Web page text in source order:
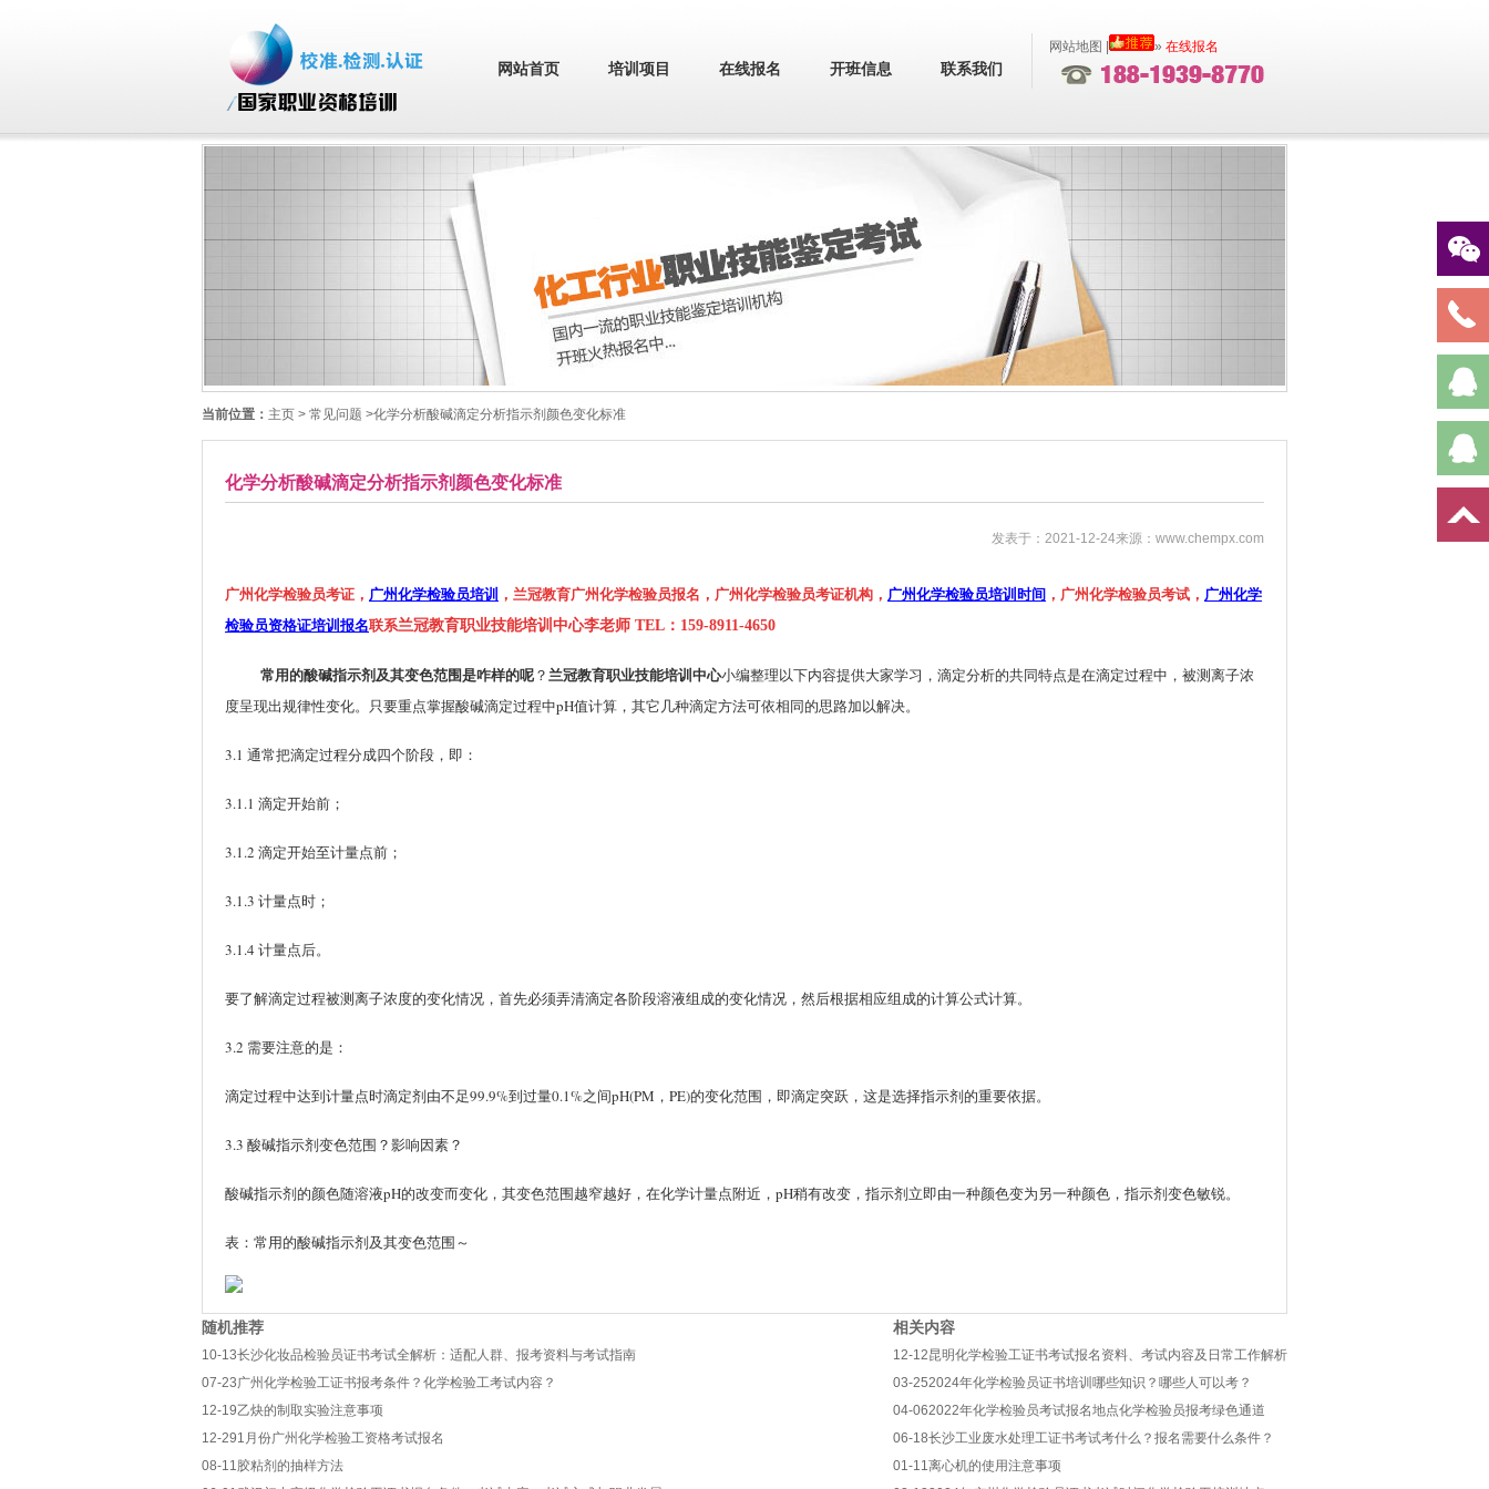
网站首页 培训项目 在线报名 开班信息 联系我们
网站地图 » 在线报名
当前位置： 主页 > 常见问题 >化学分析酸碱滴定分析指示剂颜色变化标准
化学分析酸碱滴定分析指示剂颜色变化标准
发表于：2021-12-24来源：www.chempx.com
广州化学检验员考证， 广州化学检验员培训 ，兰冠教育广州化学检验员报名，广州化学检验员考证机构， 广州化学检验员培训时间 ，广州化学检验员考试， 广州化学
检验员资格证培训报名联系兰冠教育职业技能培训中心李老师 TEL：159-8911-4650
常用的酸碱指示剂及其变色范围是咋样的呢？兰冠教育职业技能培训中心小编整理以下内容提供大家学习，滴定分析的共同特点是在滴定过程中，被测离子浓
度呈现出规律性变化。只要重点掌握酸碱滴定过程中pH值计算，其它几种滴定方法可依相同的思路加以解决。
3.1 通常把滴定过程分成四个阶段，即：
3.1.1 滴定开始前；
3.1.2 滴定开始至计量点前；
3.1.3 计量点时；
3.1.4 计量点后。
要了解滴定过程被测离子浓度的变化情况，首先必须弄清滴定各阶段溶液组成的变化情况，然后根据相应组成的计算公式计算。
3.2 需要注意的是：
滴定过程中达到计量点时滴定剂由不足99.9%到过量0.1%之间pH(PM，PE)的变化范围，即滴定突跃，这是选择指示剂的重要依据。
3.3 酸碱指示剂变色范围？影响因素？
酸碱指示剂的颜色随溶液pH的改变而变化，其变色范围越窄越好，在化学计量点附近，pH稍有改变，指示剂立即由一种颜色变为另一种颜色，指示剂变色敏锐。
表：常用的酸碱指示剂及其变色范围～
随机推荐
10-13长沙化妆品检验员证书考试全解析：适配人群、报考资料与考试指南
07-23广州化学检验工证书报考条件？化学检验工考试内容？
12-19乙炔的制取实验注意事项
12-291月份广州化学检验工资格考试报名
08-11 胶粘剂的抽样方法
相关内容
12-12昆明化学检验工证书考试报名资料、考试内容及日常工作解析
03-252024年化学检验员证书培训哪些知识？哪些人可以考？
04-062022年化学检验员考试报名地点化学检验员报考绿色通道
06-18长沙工业废水处理工证书考试考什么？报名需要什么条件？
01-11离心机的使用注意事项